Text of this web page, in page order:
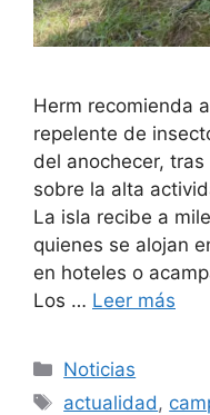
Herm recomienda
repelente de
del anochecer,
sobre la alta
La isla recibe a
quienes se alojan
en hoteles o
Los … Leer más
Categorías
Noticias
Etiquetas
actualidad ,